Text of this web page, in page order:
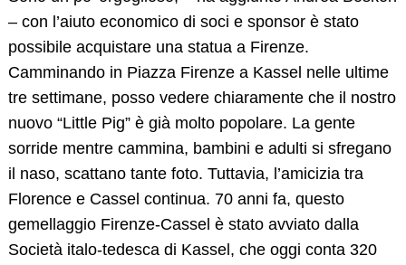
– con l’aiuto economico di soci e sponsor è stato
possibile acquistare una statua a Firenze.
Camminando in Piazza Firenze a Kassel nelle ultime
tre settimane, posso vedere chiaramente che il nostro
nuovo “Little Pig” è già molto popolare. La gente
sorride mentre cammina, bambini e adulti si sfregano
il naso, scattano tante foto. Tuttavia, l’amicizia tra
Florence e Cassel continua. 70 anni fa, questo
gemellaggio Firenze-Cassel è stato avviato dalla
Società italo-tedesca di Kassel, che oggi conta 320